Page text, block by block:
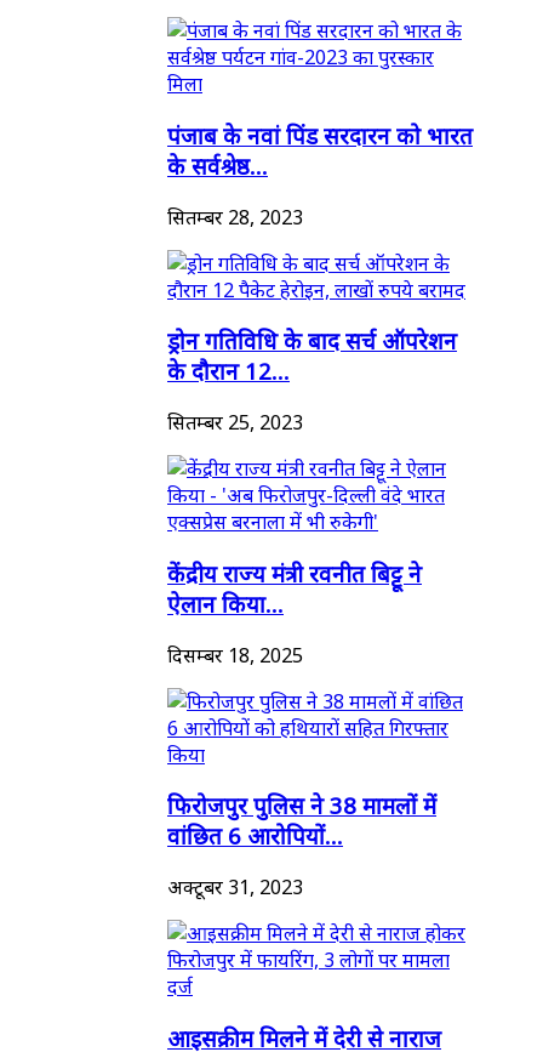
पंजाब के नवां पिंड सरदारन को भारत
के सर्वश्रेष्ठ...
सितम्बर 28, 2023
ड्रोन गतिविधि के बाद सर्च ऑपरेशन
के दौरान 12...
सितम्बर 25, 2023
केंद्रीय राज्य मंत्री रवनीत बिट्टू ने
ऐलान किया...
दिसम्बर 18, 2025
फिरोजपुर पुलिस ने 38 मामलों में
वांछित 6 आरोपियों...
अक्टूबर 31, 2023
आइसक्रीम मिलने में देरी से नाराज